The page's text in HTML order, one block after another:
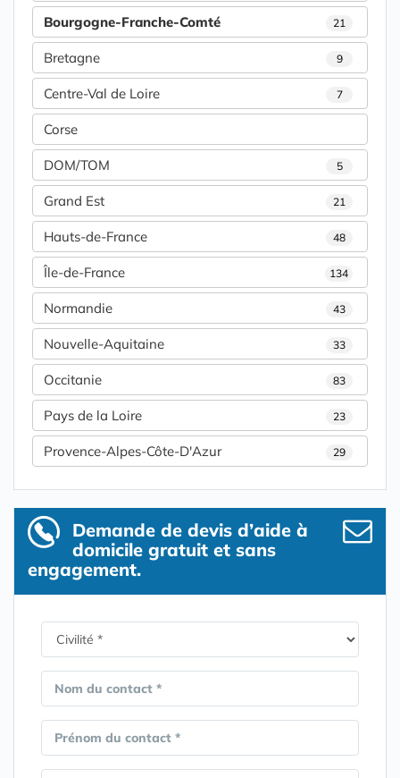
Bourgogne-Franche-Comté 21
Bretagne 9
Centre-Val de Loire 7
Corse
DOM/TOM 5
Grand Est 21
Hauts-de-France 48
Île-de-France 134
Normandie 43
Nouvelle-Aquitaine 33
Occitanie 83
Pays de la Loire 23
Provence-Alpes-Côte-D'Azur 29
Demande de devis d’aide à
domicile gratuit et sans
engagement.
Nom du contact *
Prénom du contact *